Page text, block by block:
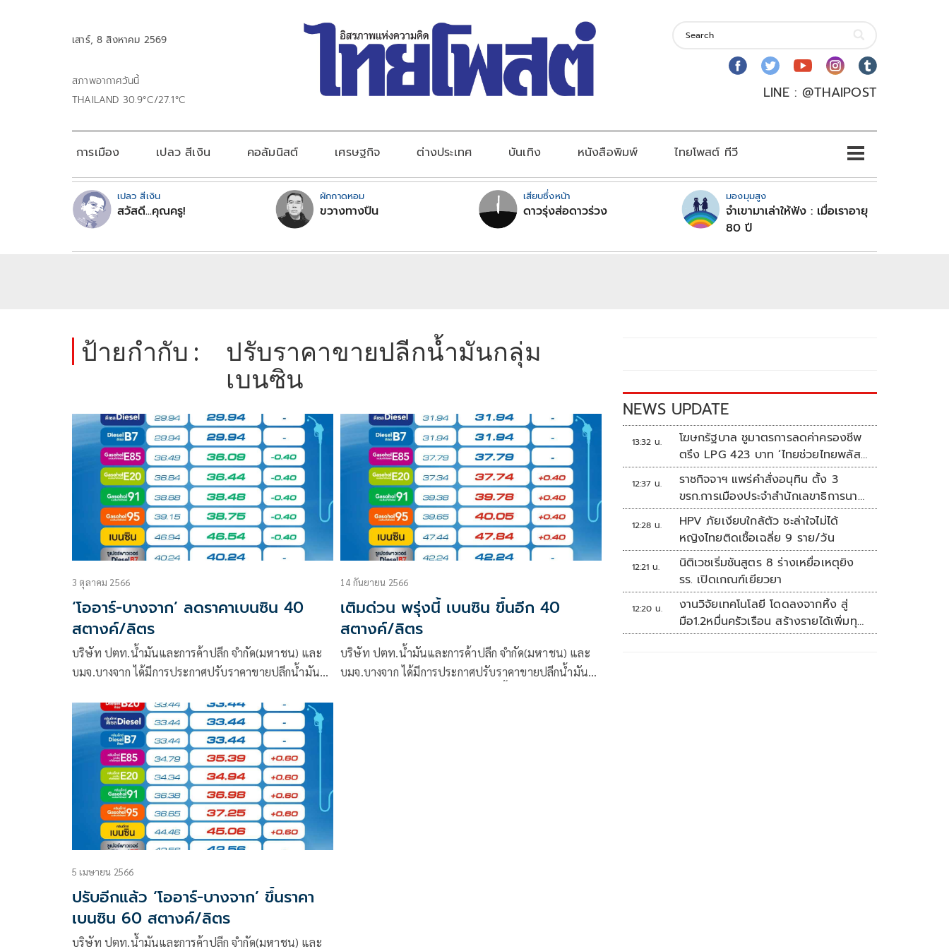
เสาร์, 8 สิงหาคม 2569
สภาพอากาศวันนี้
THAILAND 30.9°C/27.1°C
LINE : @THAIPOST
การเมือง เปลว สีเงิน คอลัมนิสต์ เศรษฐกิจ ต่างประเทศ บันเทิง หนังสือพิมพ์ ไทยโพสต์ ทีวี
เปลว สีเงิน
สวัสดี...คุณครู!
ผักกาดหอม
ขวางทางปืน
เสียบซึ่งหน้า
ดาวรุ่งส่อดาวร่วง
มองมุมสูง
จำเขามาเล่าให้ฟัง : เมื่อเราอายุ
80 ปี
ป้ายกำกับ :
ปรับราคาขายปลีกน้ำมันกลุ่ม
เบนซิน
3 ตุลาคม 2566
‘โออาร์-บางจาก’ ลดราคาเบนซิน 40
สตางค์/ลิตร
บริษัท ปตท.น้ำมันและการค้าปลีก จำกัด(มหาชน) และ
บมจ.บางจาก ได้มีการประกาศปรับราคาขายปลีกน้ำมัน
14 กันยายน 2566
เติมด่วน พรุ่งนี้ เบนซิน ขึ้นอีก 40
สตางค์/ลิตร
บริษัท ปตท.น้ำมันและการค้าปลีก จำกัด(มหาชน) และ
บมจ.บางจาก ได้มีการประกาศปรับราคาขายปลีกน้ำมัน
5 เมษายน 2566
ปรับอีกแล้ว ‘โออาร์-บางจาก’ ขึ้นราคา
เบนซิน 60 สตางค์/ลิตร
บริษัท ปตท.น้ำมันและการค้าปลีก จำกัด(มหาชน) และ
NEWS UPDATE
13:32 น.
โฆษกรัฐบาล ชูมาตรการลดค่าครองชีพ
ตรึง LPG 423 บาท ‘ไทยช่วยไทยพลัส’
ดันเงินหมุนแสนล้าน
12:37 น.
ราชกิจจาฯ แพร่คำสั่งอนุทิน ตั้ง 3
ขรก.การเมืองประจำสำนักเลขาธิการนา
ยกฯ
12:28 น.
HPV ภัยเงียบใกล้ตัว ชะล่าใจไม่ได้
หญิงไทยติดเชื้อเฉลี่ย 9 ราย/วัน
12:21 น.
นิติเวชเริ่มชันสูตร 8 ร่างเหยื่อเหตุยิง
รร. เปิดเกณฑ์เยียวยา
12:20 น.
งานวิจัยเทคโนโลยี โดดลงจากหิ้ง สู่
มือ1.2หมื่นครัวเรือน สร้างรายได้เพิ่มทุก
เดือน